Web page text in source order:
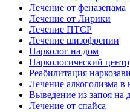
Лечение от феназепама
Лечение от Лирики
Лечение ПТСР
Лечение шизофрении
Нарколог на дом
Наркологический центр
Реабилитация
Лечение алкоголизма в
Выведение из запоя на
Лечение от спайса